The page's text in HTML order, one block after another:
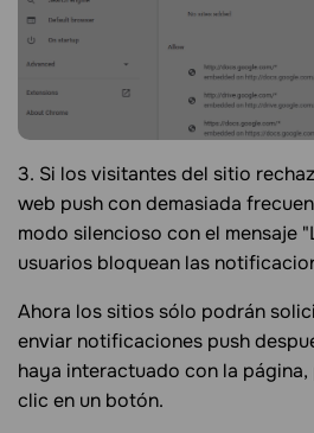
3. Si los visitantes del sitio
web push con demasiada
modo silencioso con el mensaje
usuarios bloquean las
Ahora los sitios sólo podrán
enviar notificaciones push
haya interactuado con la
clic en un botón.